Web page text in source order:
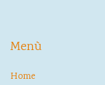
Menù
Home